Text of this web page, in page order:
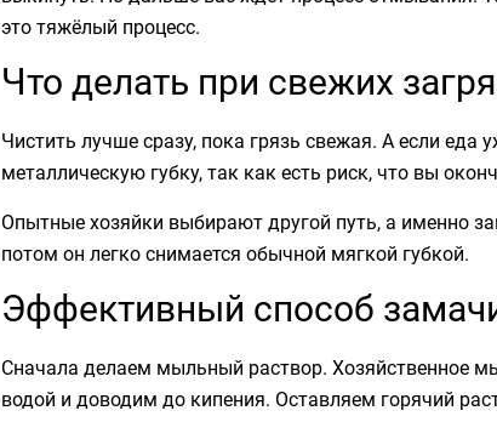
это тяжёлый процесс.
Что делать при свежих
Чистить лучше сразу, пока грязь свежая. А если еда
металлическую губку, так как есть риск, что вы
Опытные хозяйки выбирают другой путь, а именно
потом он легко снимается обычной мягкой губкой.
Эффективный способ
Сначала делаем мыльный раствор. Хозяйственное
водой и доводим до кипения. Оставляем горячий